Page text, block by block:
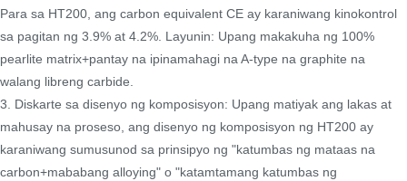
Para sa HT200, ang carbon equivalent CE ay karaniwang kinokontrol
sa pagitan ng 3.9% at 4.2%. Layunin: Upang makakuha ng 100%
pearlite matrix+pantay na ipinamahagi na A-type na graphite na
walang libreng carbide.
3. Diskarte sa disenyo ng komposisyon: Upang matiyak ang lakas at
mahusay na proseso, ang disenyo ng komposisyon ng HT200 ay
karaniwang sumusunod sa prinsipyo ng "katumbas ng mataas na
carbon+mababang alloying" o "katamtamang katumbas ng